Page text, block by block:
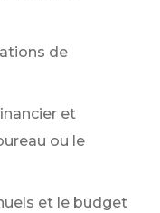
de
et
ou le
et le budget